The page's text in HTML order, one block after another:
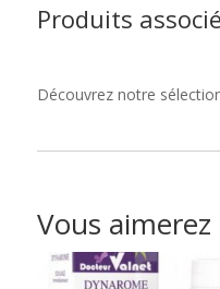
Produits
Découvrez notre
Vous